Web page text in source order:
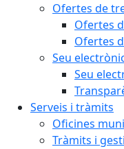
Ofertes de
Ofertes
Ofertes
Seu
Seu
Serveis i tràmits
Oficines
Tràmits i